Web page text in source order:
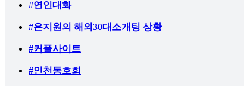
#연인대화
#은지원의 해외30대소개팅 상황
#커플사이트
#인천동호회